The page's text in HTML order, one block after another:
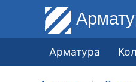
Арматура